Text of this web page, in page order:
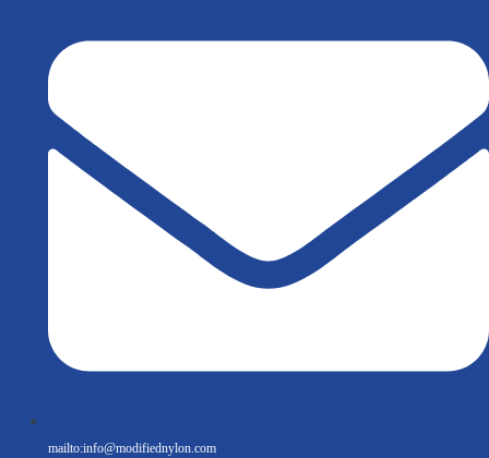
mailto:info@modifiednylon.com